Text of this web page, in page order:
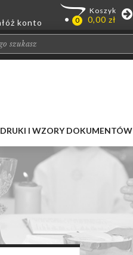
DRUKI I WZORY DOKUMENTÓW